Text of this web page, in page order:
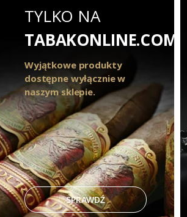
TYLKO NA
TABAKONLINE.COM
Wyjątkowe produkty
dostępne wyłącznie w
naszym sklepie.
SPRAWDŹ